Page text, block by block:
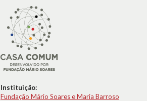
Instituição:
Fundação Mário Soares e Maria Barroso